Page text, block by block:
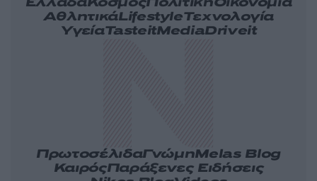
ΕλλάδαΚόσμοςΠολιτικήΟικονομία
ΑθλητικάLifestyleΤεχνολογία
ΥγείαTasteitMediaDriveit
ΠρωτοσέλιδαΓνώμηMelas Blog
ΚαιρόςΠαράξενες Ειδήσεις